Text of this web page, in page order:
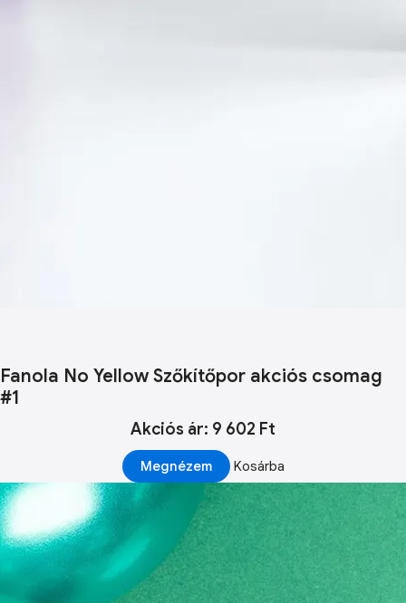
Fanola No Yellow Szőkítőpor akciós csomag
#1
Akciós ár: 9 602 Ft
Megnézem Kosárba